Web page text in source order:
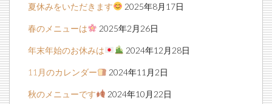
夏休みをいただきます 2025年8月17日
春のメニューは 2025年2月26日
年末年始のお休みは 2024年12月28日
11月のカレンダー 2024年11月2日
秋のメニューです 2024年10月22日